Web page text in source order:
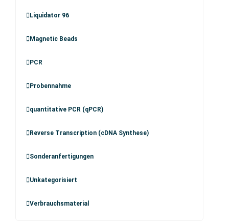
Liquidator 96
Magnetic Beads
PCR
Probennahme
quantitative PCR (qPCR)
Reverse Transcription (cDNA Synthese)
Sonderanfertigungen
Unkategorisiert
Verbrauchsmaterial